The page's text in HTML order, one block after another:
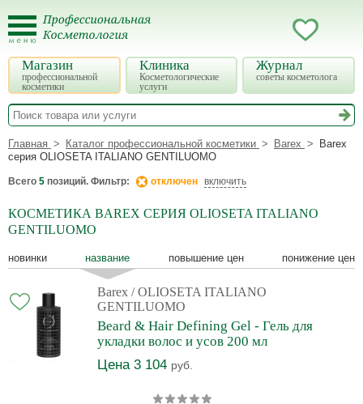
Магазин
профессиональной
косметики
Клиника
Косметологические
услуги
Журнал
советы косметолога
Главная Каталог профессиональной косметики Barex
Barex
серия OLIOSETA ITALIANO GENTILUOMO
Всего 5 позиций. Фильтр: отключен включить
КОСМЕТИКА BAREX СЕРИЯ OLIOSETA ITALIANO
GENTILUOMO
новинки название повышение цен понижение цен
Barex / OLIOSETA ITALIANO
GENTILUOMO
Beard & Hair Defining Gel - Гель для
укладки волос и усов 200 мл
Цена 3 104 руб.